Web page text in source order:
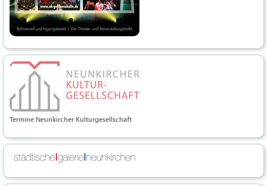
Termine Neunkircher Kulturgesellschaft